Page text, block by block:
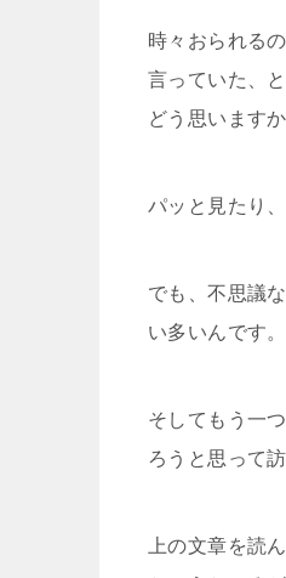
時々おられる
言っていた、
どう思います
パッと見たり
でも、不思議
い多いんです。
そしてもう一
ろうと思って
上の文章を読